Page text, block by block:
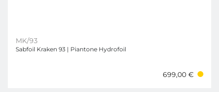
MK/93
Sabfoil Kraken 93 | Piantone Hydrofoil
699,00 €